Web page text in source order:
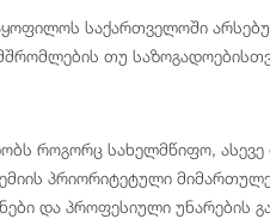
საქართველოში
თუ
როგორც სახელმწიფო, ასევე
პრიორიტეტული
და პროფესიული უნარების